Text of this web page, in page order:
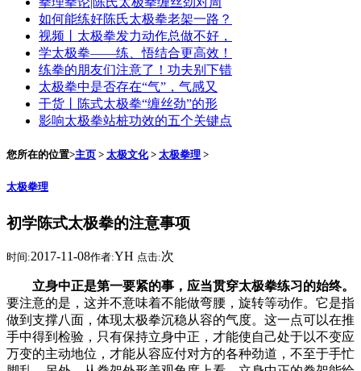
如何能练好陈氏太极拳老架一路？
视频丨太极拳发力动作总做不好，
学太极拳——练、悟结合更高效！
练拳的朋友们注意了！功夫别下错
太极拳中是否存在“气”，气感又
干货丨陈式太极拳“缠丝劲”的形
影响太极拳站桩功效的五个关键点
您所在的位置>主页 > 太极文化> 太极拳理 >
太极拳理
初学陈式太极拳的注意事项
时间:2017-11-08作者:YH 点击:次
立身中正是第一要紧的事，应当贯穿太极拳练习的始终。
要注意的是，这并不意味着不能做弯腰，旋转等动作。它是指
做到支撑八面，体现太极拳沉稳从容的气度。这一点可以在推
手中得到检验，只有保持立身中正，才能使自己处于以不变应
万变的主动地位，才能从容应付对方的各种劲道，不至于手忙